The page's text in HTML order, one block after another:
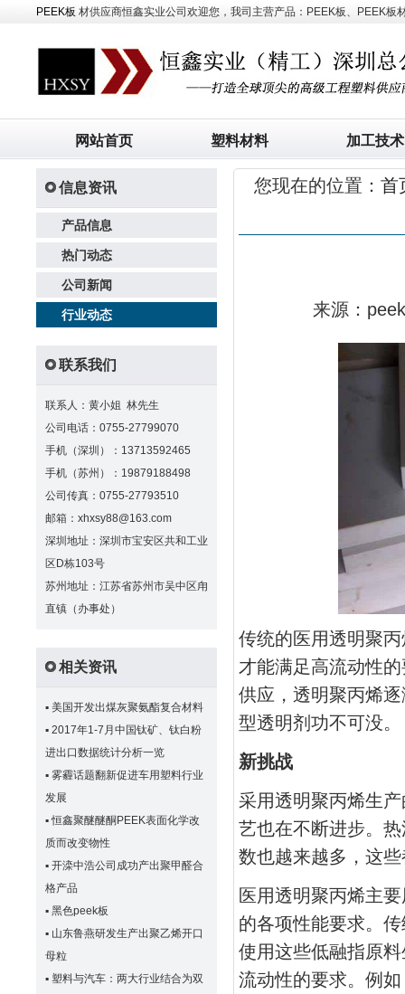
PEEK板 材供应商恒鑫实业公司欢迎您，我司主营产品：PEEK板、PEEK板
网站首页 塑料材料 加工技术
信息资讯
产品信息
热门动态
公司新闻
行业动态
联系我们
联系人：黄小姐 林先生
公司电话：0755-27799070
手机（深圳）：13713592465
手机（苏州）：19879188498
公司传真：0755-27793510
邮箱：xhxsy88@163.com
深圳地址：深圳市宝安区共和工业
区D栋103号
苏州地址：江苏省苏州市吴中区甪
直镇（办事处）
相关资讯
▪ 美国开发出煤灰聚氨酯复合材料
▪ 2017年1-7月中国钛矿、钛白粉
进出口数据统计分析一览
▪ 雾霾话题翻新促进车用塑料行业
发展
▪恒鑫聚醚醚酮PEEK表面化学改
质而改变物性
▪ 开滦中浩公司成功产出聚甲醛合
格产品
▪ 黑色peek板
▪ 山东鲁燕研发生产出聚乙烯开口
母粒
▪ 塑料与汽车：两大行业结合为双
您现在的位置： 首
来源：
传统的医用透明聚
才能满足高流动性
供应，透明聚丙烯
型透明剂功不可没。
新挑战
采用透明聚丙烯生
艺也在不断进步。
数也越来越多，这
医用透明聚丙烯主
的各项性能要求。
使用这些低融指原
流动性的要求。例